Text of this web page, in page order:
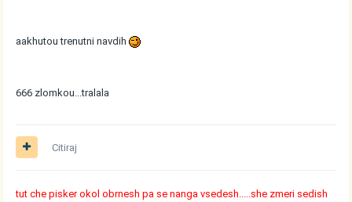
aakhutou trenutni navdih
666 zlomkou...tralala
Citiraj
tut che pisker okol obrnesh pa se nanga vsedesh.....she zmeri sedish